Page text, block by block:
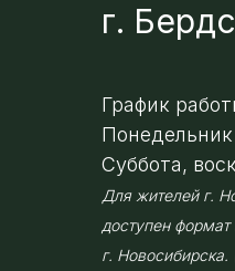
г.
График
Суббота,
Для жителей г.
доступен
г.